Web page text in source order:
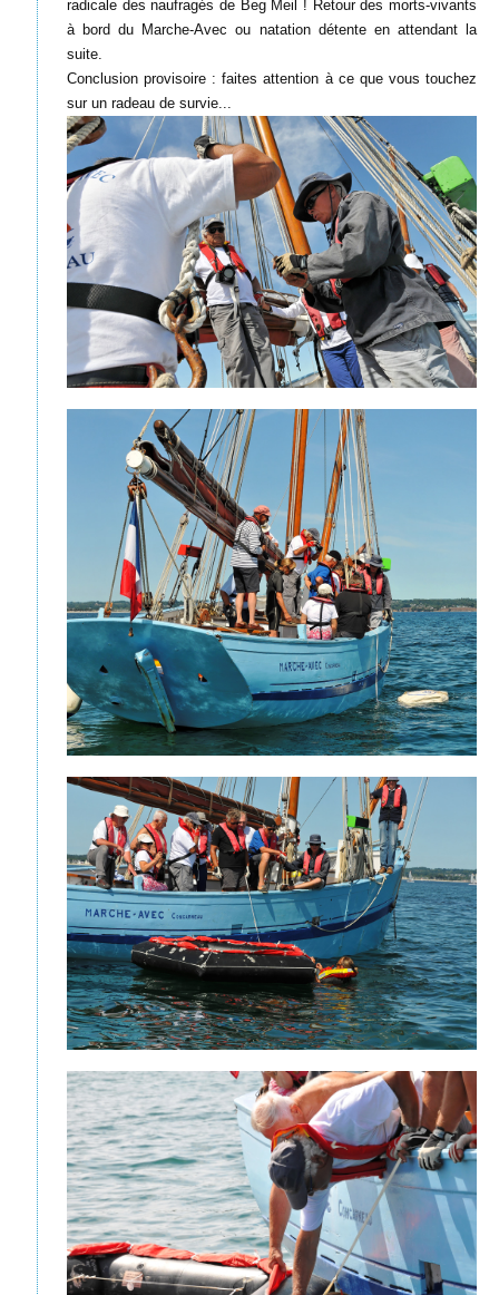
radicale des naufragés de Beg Meil ! Retour des morts-vivants
à bord du Marche-Avec ou natation détente en attendant la
suite.
Conclusion provisoire : faites attention à ce que vous touchez
sur un radeau de survie...